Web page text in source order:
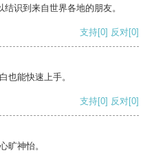
识到来自世界各地的朋友。
支持[0] 反对[0]
也能快速上手。
支持[0] 反对[0]
旷神怡。